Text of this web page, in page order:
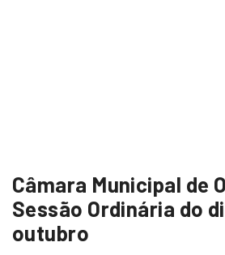
Câmara Municipal de
Sessão Ordinária do
outubro